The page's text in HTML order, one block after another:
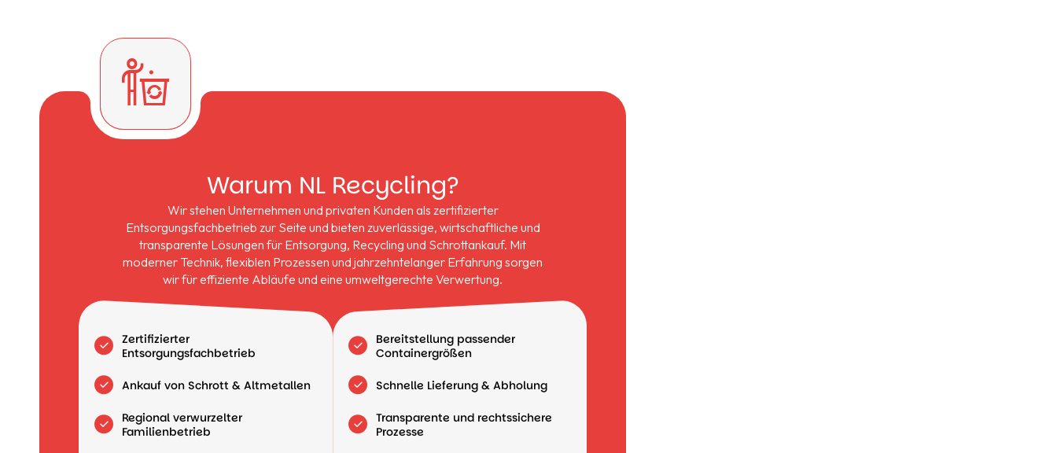
Warum NL Recycling?
Wir stehen Unternehmen und privaten Kunden als zertifizierter
Entsorgungsfachbetrieb zur Seite und bieten zuverlässige, wirtschaftliche und
transparente Lösungen für Entsorgung, Recycling und Schrottankauf. Mit
moderner Technik, flexiblen Prozessen und jahrzehntelanger Erfahrung sorgen
wir für effiziente Abläufe und eine umweltgerechte Verwertung.
Zertifizierter
Entsorgungsfachbetrieb
Ankauf von Schrott & Altmetallen
Regional verwurzelter
Familienbetrieb
Bereitstellung passender
Containergrößen
Schnelle Lieferung & Abholung
Transparente und rechtssichere
Prozesse